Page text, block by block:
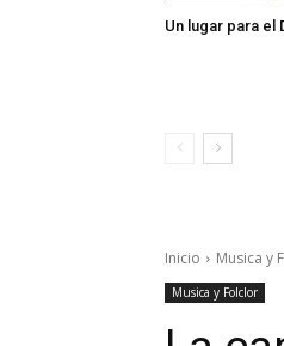
Un lugar para